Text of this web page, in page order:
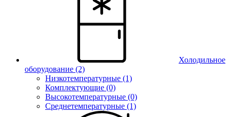
Холодильное
оборудование (2)
Низкотемпературные (1)
Комплектующие (0)
Высокотемпературные (0)
Среднетемпературные (1)